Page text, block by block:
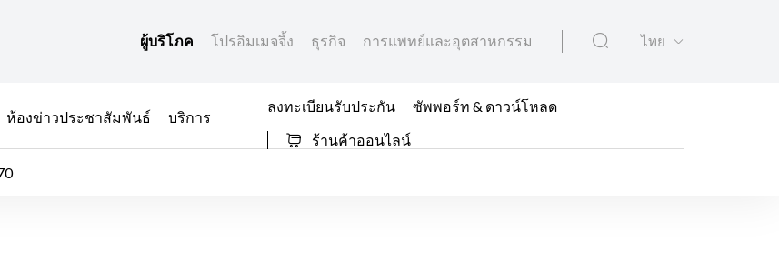
ผู้บริโภค โปรอิมเมจจิ้ง ธุรกิจ การแพทย์และอุตสาหกรรม ไทย
ห้องข่าวประชาสัมพันธ์
บริการ
ลงทะเบียนรับประกัน
ซัพพอร์ท & ดาวน์โหลด
ร้านค้าออนไลน์